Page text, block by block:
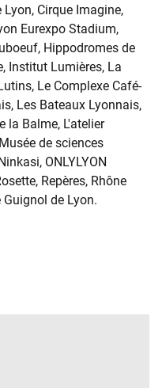
Cirque Imagine,
Eurexpo Stadium,
Hippodromes de
Institut Lumières, La
Le Complexe Café-
Les Bateaux Lyonnais,
la Balme, L'atelier
de sciences
ONLYLYON
Repères, Rhône
de Lyon.